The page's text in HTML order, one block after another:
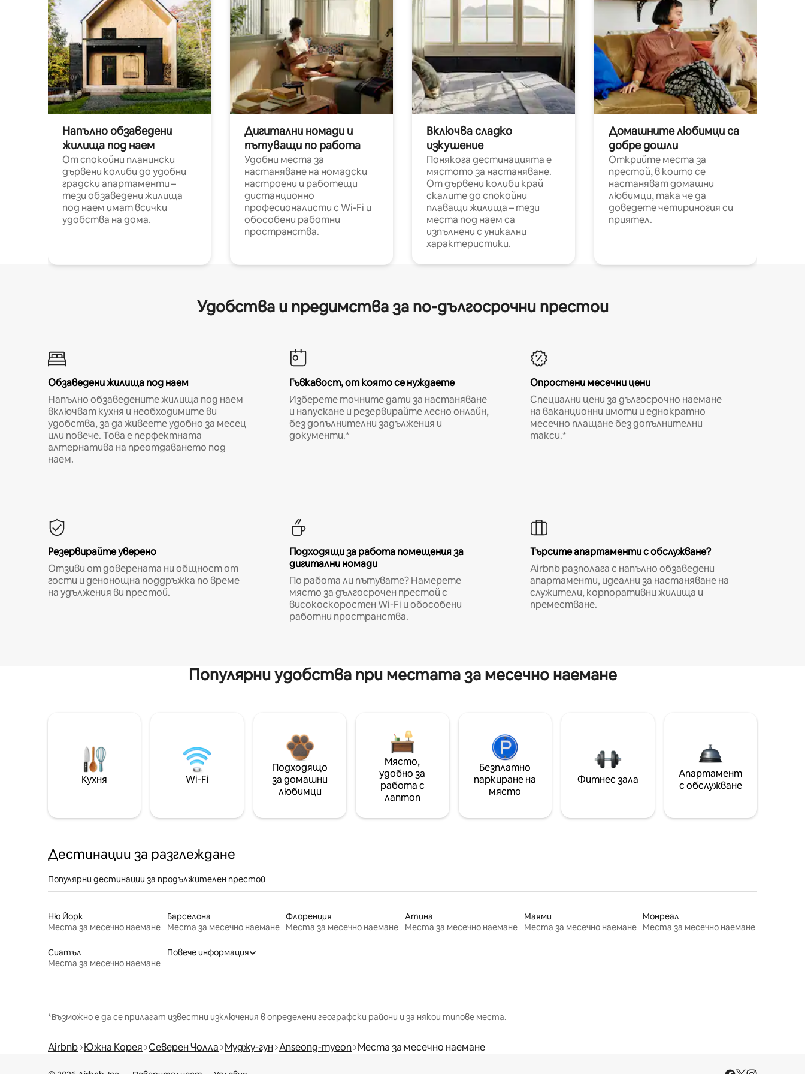
Напълно обзаведени
жилища под наем
От спокойни планински
дървени колиби до удобни
градски апартаменти –
тези обзаведени жилища
под наем имат всички
удобства на дома.
Дигитални номади и
пътуващи по работа
Удобни места за
настаняване на номадски
настроени и работещи
дистанционно
професионалисти с Wi-Fi и
обособени работни
пространства.
Включва сладко
изкушение
Понякога дестинацията е
мястото за настаняване.
От дървени колиби край
скалите до спокойни
плаващи жилища – тези
места под наем са
изпълнени с уникални
характеристики.
Домашните любимци са
добре дошли
Открийте места за
престой, в които се
настаняват домашни
любимци, така че да
доведете четириногия си
приятел.
Удобства и предимства за по-дългосрочни престои
Обзаведени жилища под наем
Напълно обзаведените жилища под наем
включват кухня и необходимите ви
удобства, за да живеете удобно за месец
или повече. Това е перфектната
алтернатива на преотдаването под
наем.
Гъвкавост, от която се нуждаете
Изберете точните дати за настаняване
и напускане и резервирайте лесно онлайн,
без допълнителни задължения и
документи.*
Опростени месечни цени
Специални цени за дългосрочно наемане
на ваканционни имоти и еднократно
месечно плащане без допълнителни
такси.*
Резервирайте уверено
Отзиви от доверената ни общност от
гости и денонощна поддръжка по време
на удължения ви престой.
Подходящи за работа помещения за
дигитални номади
По работа ли пътувате? Намерете
място за дългосрочен престой с
високоскоростен Wi-Fi и обособени
работни пространства.
Търсите апартаменти с обслужване?
Airbnb разполага с напълно обзаведени
апартаменти, идеални за настаняване на
служители, корпоративни жилища и
преместване.
Популярни удобства при местата за месечно наемане
Кухня Wi-Fi
Подходящо
за домашни
любимци
Място,
удобно за
работа с
лаптоп
Безплатно
паркиране на
място
Фитнес зала
Апартамент
с обслужване
Дестинации за разглеждане
Популярни дестинации за продължителен престой
Ню Йорк
Места за месечно наемане
Барселона
Места за месечно наемане
Флоренция
Места за месечно наемане
Атина
Места за месечно наемане
Маями
Места за месечно наемане
Монреал
Места за месечно наемане
Сиатъл
Места за месечно наемане
Повече информация
*Възможно е да се прилагат известни изключения в определени географски райони и за някои типове места.
Airbnb Южна Корея Северен Чолла Муджу-гун Anseong-myeon Места за месечно наемане